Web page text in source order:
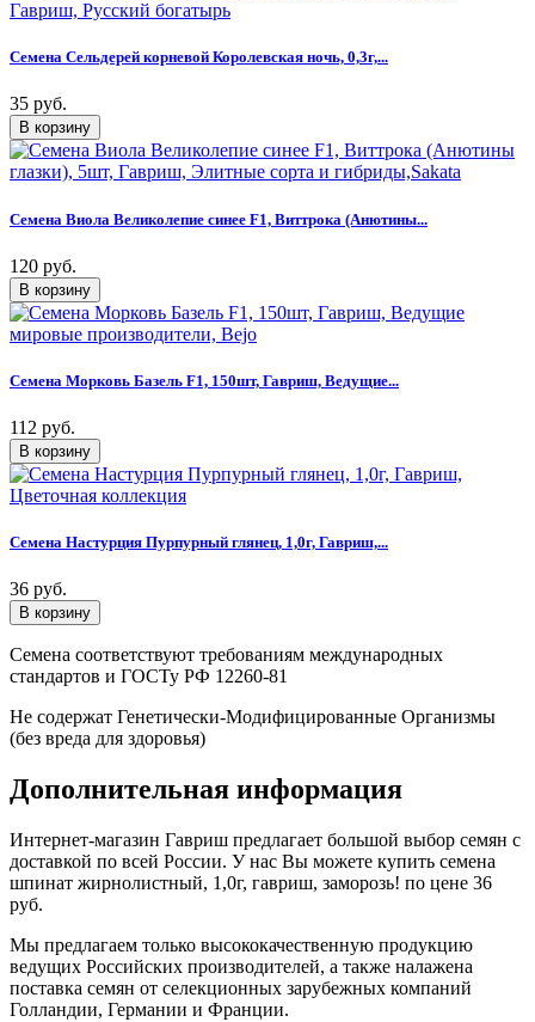
Семена Сельдерей корневой Королевская ночь, 0,3г,...
35 руб.
Семена Виола Великолепие синее F1, Виттрока (Анютины...
120 руб.
Семена Морковь Базель F1, 150шт, Гавриш, Ведущие...
112 руб.
Семена Настурция Пурпурный глянец, 1,0г, Гавриш,...
36 руб.
Семена соответствуют требованиям международных
стандартов и ГОСТу РФ 12260-81
Не содержат Генетически-Модифицированные Организмы
(без вреда для здоровья)
Дополнительная информация
Интернет-магазин Гавриш предлагает большой выбор семян с
доставкой по всей России. У нас Вы можете купить семена
шпинат жирнолистный, 1,0г, гавриш, заморозь! по цене 36
руб.
Мы предлагаем только высококачественную продукцию
ведущих Российских производителей, а также налажена
поставка семян от селекционных зарубежных компаний
Голландии, Германии и Франции.